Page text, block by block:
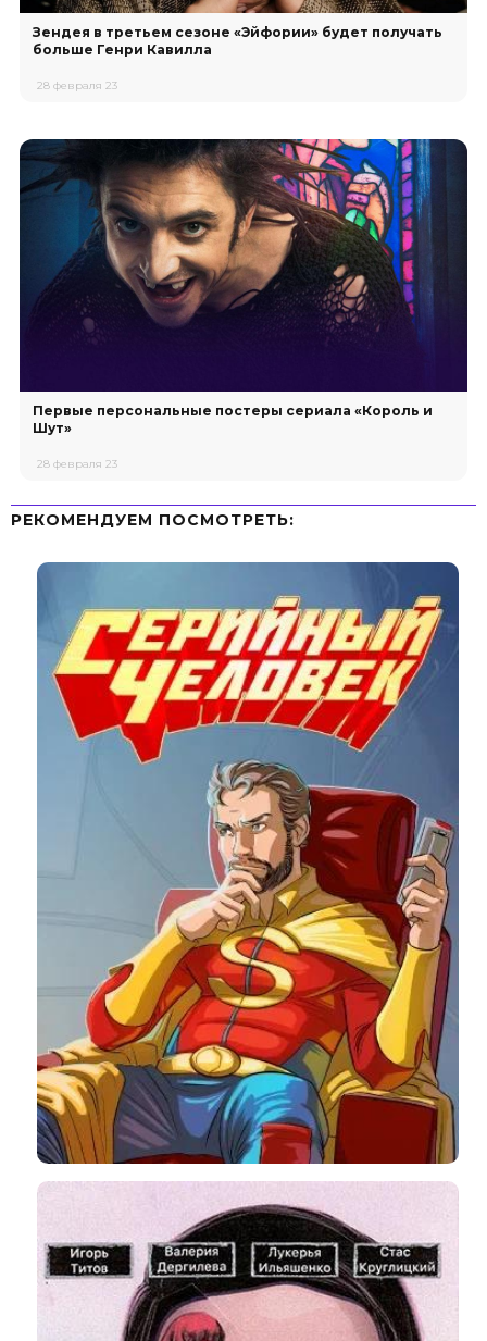
Зендея в третьем сезоне «Эйфории» будет получать
больше Генри Кавилла
28 февраля 23
Первые персональные постеры сериала «Король и
Шут»
28 февраля 23
РЕКОМЕНДУЕМ ПОСМОТРЕТЬ: